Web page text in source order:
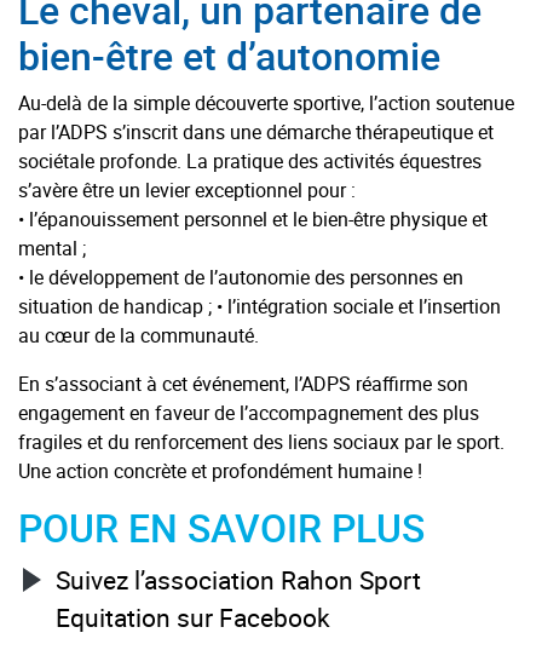
bien-être et d’autonomie
Au-delà de la simple découverte sportive, l’action soutenue
par l’ADPS s’inscrit dans une démarche thérapeutique et
sociétale profonde. La pratique des activités équestres
s’avère être un levier exceptionnel pour :
• l’épanouissement personnel et le bien-être physique et
mental ;
• le développement de l’autonomie des personnes en
situation de handicap ; • l’intégration sociale et l’insertion
au cœur de la communauté.
En s’associant à cet événement, l’ADPS réaffirme son
engagement en faveur de l’accompagnement des plus
fragiles et du renforcement des liens sociaux par le sport.
Une action concrète et profondément humaine !
POUR EN SAVOIR PLUS
Suivez l’association Rahon Sport
Equitation sur Facebook